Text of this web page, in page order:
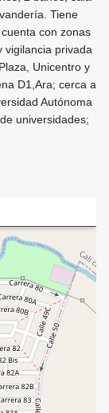
Tiene
con zonas
vigilancia privada
Unicentro y
D1,Ara; cerca a
Autónoma
universidades;